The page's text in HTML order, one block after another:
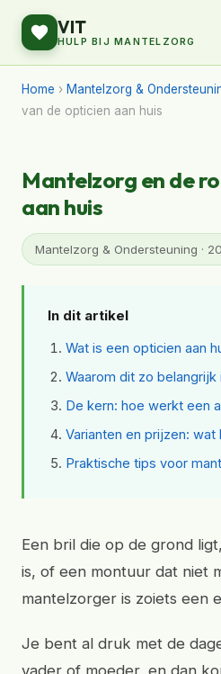
VIT
HULP BIJ MANTELZORG
Home › Mantelzorg &
van de opticien aan huis
Mantelzorg en de
aan huis
Mantelzorg & Ondersteuning ·
In dit artikel
Wat is een opticien aan
Waarom dit zo
De kern: hoe werkt een
Varianten en prijzen:
Praktische tips voor
Een bril die op de grond
is, of een montuur dat niet
mantelzorger is zoiets een
Je bent al druk met de
vader of moeder, en dan